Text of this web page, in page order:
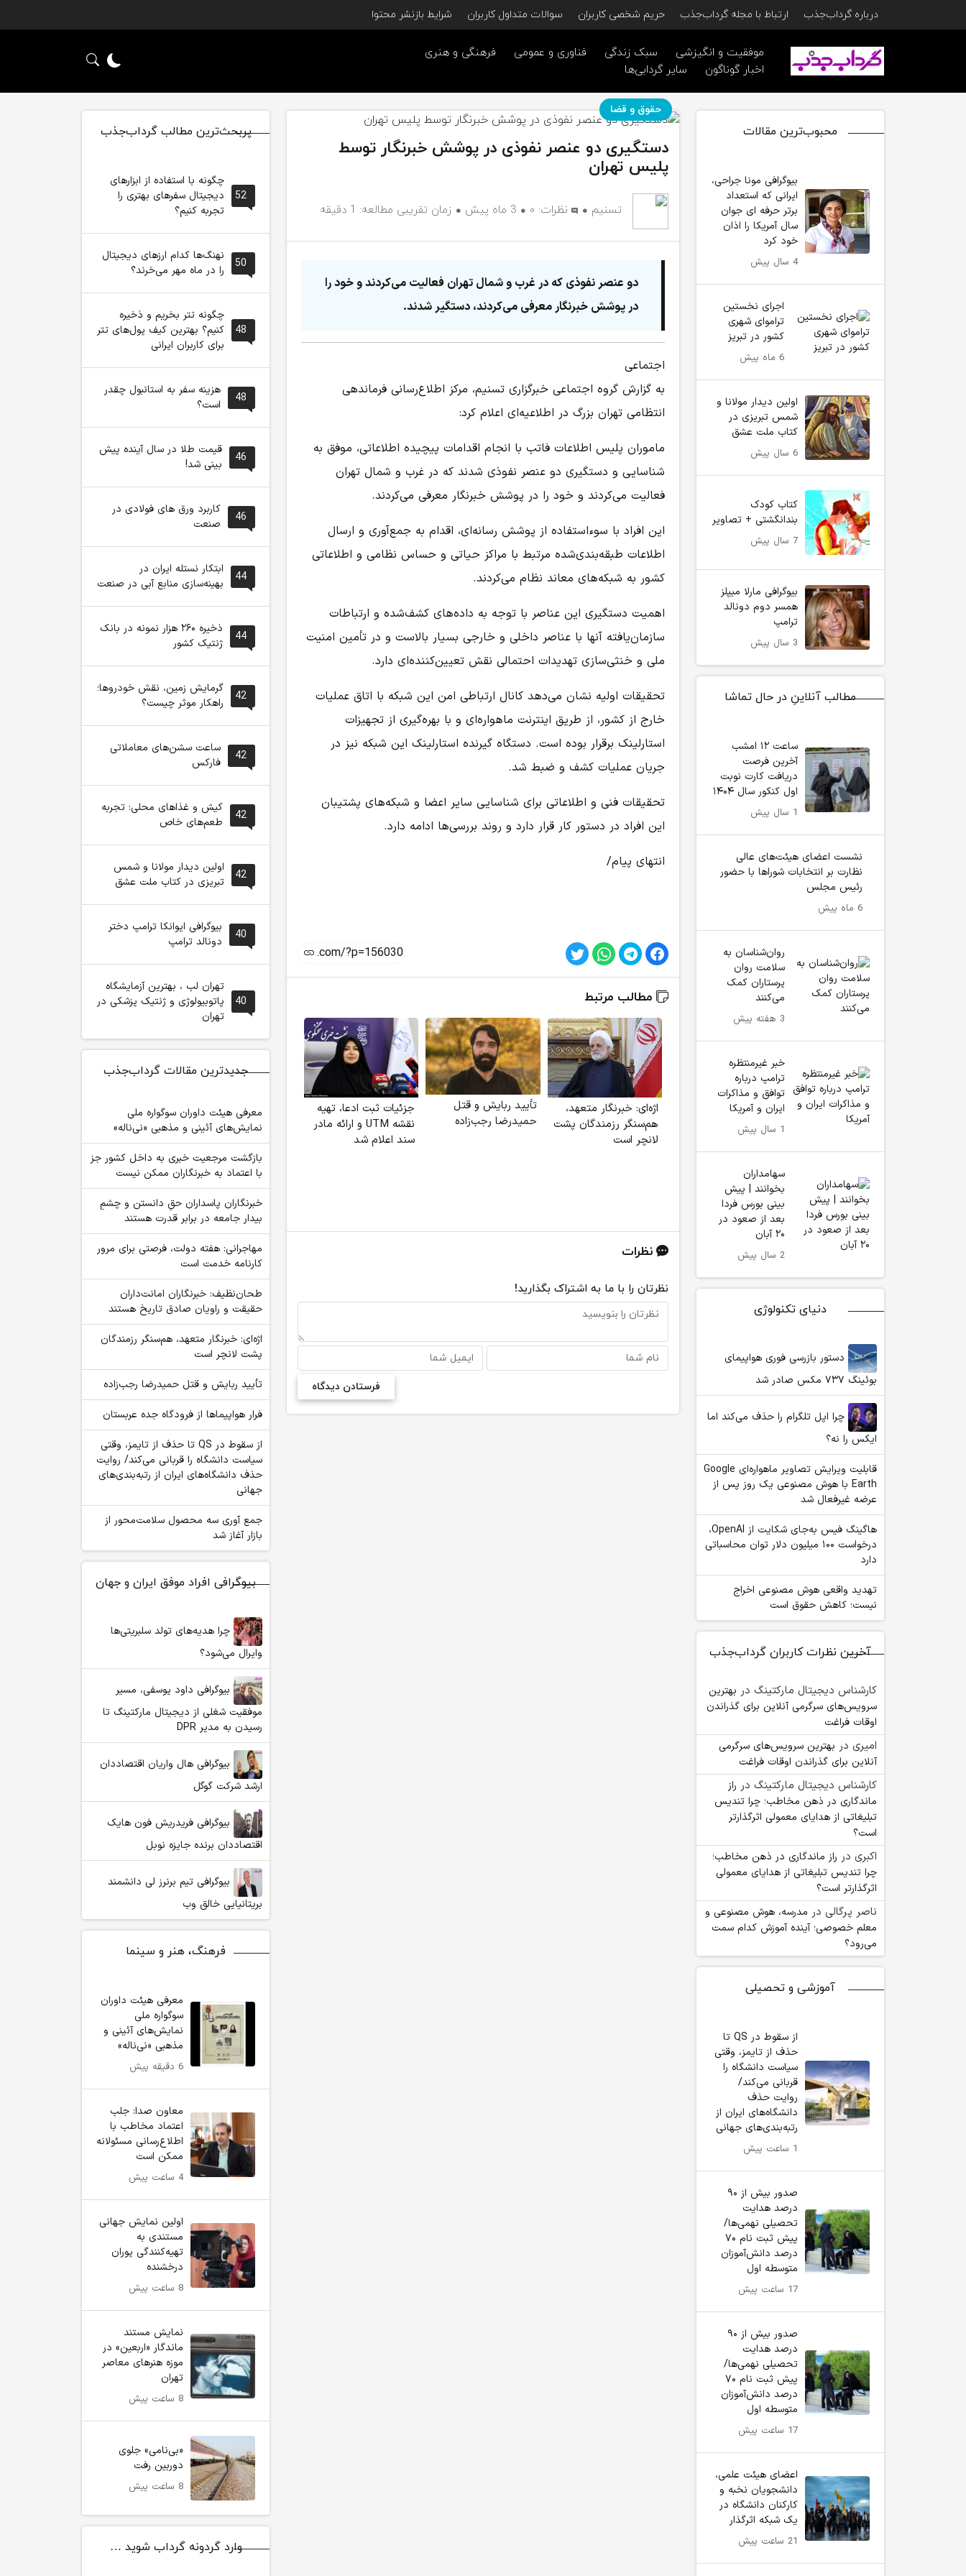
درباره گرداب‌جذب ارتباط با مجله گرداب‌جذب حریم شخصی کاربران سوالات متداول کاربران شرایط بازنشر محتوا
موفقیت و انگیزشی سبک زندگی فناوری و عمومی
فرهنگی و هنری
اخبار گوناگون
سایر گردابی‌ها
محبوب‌ترین مقالات
بیوگرافی مونا جراحی،
ایرانی که استعداد
برتر حرفه ای جوان
سال آمریکا را اذان
خود کرد
4 سال پیش
اجرای نخستین
تراموای شهری
کشور در تبریز
6 ماه پیش
اولین دیدار مولانا و
شمس تبریزی در
کتاب ملت عشق
6 سال پیش
کتاب کودک
بندانگشتی + تصاویر
7 سال پیش
بیوگرافی مارلا میپلز
همسر دوم دونالد
ترامپ
3 سال پیش
مطالب آنلاینِ در حال تماشا
ساعت ۱۲ امشب
آخرین فرصت
دریافت کارت نوبت
اول کنکور سال ۱۴۰۴
1 سال پیش
نشست اعضای هیئت‌های عالی
نظارت بر انتخابات شوراها با حضور
رئیس مجلس
6 ماه پیش
روان‌شناسان به
سلامت روان
پرستاران کمک
می‌کنند
3 هفته پیش
خبر غیرمنتظره
ترامپ درباره
توافق و مذاکرات
ایران و آمریکا
1 سال پیش
سهامداران
بخوانند | پیش
بینی بورس فردا
بعد از صعود در
۲۰ آبان
2 سال پیش
دنیای تکنولوژی
دستور بازرسی فوری هواپیمای
بوئینگ ۷۳۷ مکس صادر شد
چرا اپل تلگرام را حذف می‌کند اما
ایکس را نه؟
قابلیت ویرایش تصاویر ماهواره‌ای Google
Earth با هوش مصنوعی یک روز پس از
عرضه غیرفعال شد
هاگینگ فیس به‌جای شکایت از OpenAI،
درخواست ۱۰۰ میلیون دلار توان محاسباتی
دارد
تهدید واقعی هوش مصنوعی اخراج
نیست؛ کاهش حقوق است
آخرین نظرات کاربران گرداب‌جذب
کارشناس دیجیتال مارکتینگ در بهترین
سرویس‌های سرگرمی آنلاین برای گذراندن
اوقات فراغت
امیری در بهترین سرویس‌های سرگرمی
آنلاین برای گذراندن اوقات فراغت
کارشناس دیجیتال مارکتینگ در راز
ماندگاری در ذهن مخاطب؛ چرا تندیس
تبلیغاتی از هدایای معمولی اثرگذارتر
است؟
اکبری در راز ماندگاری در ذهن مخاطب؛
چرا تندیس تبلیغاتی از هدایای معمولی
اثرگذارتر است؟
ناصر پرگالی در مدرسه، هوش مصنوعی و
معلم خصوصی؛ آینده آموزش کدام سمت
می‌رود؟
آموزشی و تحصیلی
از سقوط در QS تا
حذف از تایمز، وقتی
سیاست دانشگاه را
قربانی می‌کند/
روایت حذف
دانشگاه‌های ایران از
رتبه‌بندی‌های جهانی
1 ساعت پیش
صدور بیش از ۹۰
درصد هدایت
تحصیلی نهمی‌ها/
پیش ثبت نام ۷۰
درصد دانش‌آموزان
متوسطه اول
17 ساعت پیش
صدور بیش از ۹۰
درصد هدایت
تحصیلی نهمی‌ها/
پیش ثبت نام ۷۰
درصد دانش‌آموزان
متوسطه اول
17 ساعت پیش
اعضای هیئت علمی،
دانشجویان نخبه و
کارکنان دانشگاه در
یک شبکه‌ اثرگذار
21 ساعت پیش
حقوق و قضا
دستگیری دو عنصر نفوذی در پوشش خبرنگار توسط
پلیس تهران
تسنیم نظرات: ۰ 3 ماه پیش زمان تقریبی مطالعه: 1 دقیقه
دو عنصر نفوذی که در غرب و شمال تهران فعالیت می‌کردند و خود را
در پوشش خبرنگار معرفی می‌کردند، دستگیر شدند.
اجتماعی
به گزارش گروه اجتماعی خبرگزاری تسنیم، مرکز اطلاع‌رسانی فرماندهی
انتظامی تهران بزرگ در اطلاعیه‌ای اعلام کرد:
ماموران پلیس اطلاعات فاتب با انجام اقدامات پیچیده اطلاعاتی، موفق به
شناسایی و دستگیری دو عنصر نفوذی شدند که در غرب و شمال تهران
فعالیت می‌کردند و خود را در پوشش خبرنگار معرفی می‌کردند.
این افراد با سوءاستفاده از پوشش رسانه‌ای، اقدام به جمع‌آوری و ارسال
اطلاعات طبقه‌بندی‌شده مرتبط با مراکز حیاتی و حساس نظامی و اطلاعاتی
کشور به شبکه‌های معاند نظام می‌کردند.
اهمیت دستگیری این عناصر با توجه به داده‌های کشف‌شده و ارتباطات
سازمان‌یافته آنها با عناصر داخلی و خارجی بسیار بالاست و در تأمین امنیت
ملی و خنثی‌سازی تهدیدات احتمالی نقش تعیین‌کننده‌ای دارد.
تحقیقات اولیه نشان می‌دهد کانال ارتباطی امن این شبکه با اتاق عملیات
خارج از کشور، از طریق اینترنت ماهواره‌ای و با بهره‌گیری از تجهیزات
استارلینک برقرار بوده است. دستگاه گیرنده استارلینک این شبکه نیز در
جریان عملیات کشف و ضبط شد.
تحقیقات فنی و اطلاعاتی برای شناسایی سایر اعضا و شبکه‌های پشتیبان
این افراد در دستور کار قرار دارد و روند بررسی‌ها ادامه دارد.
انتهای پیام/
مطالب مرتبط
اژه‌ای: خبرنگار متعهد،
هم‌سنگر رزمندگان پشت
لانچر است
تأیید ربایش و قتل
حمیدرضا رجب‌زاده
جزئیات ثبت ادعا، تهیه
نقشه UTM و ارائه مادر
سند اعلام شد
تکذیب ادعای نماینده
مجلس درباره نحوه
ردزنی محل استقرار
شهید لاریجانی
هوش مصنوعی، بستر
وقوع 55درصد جرایم
سایبری آفریقاست
نظرات
نظرتان را با ما به اشتراک بگذارید!
پربحث‌ترین مطالب گرداب‌جذب
52
چگونه با استفاده از ابزارهای
دیجیتال سفرهای بهتری را
تجربه کنیم؟
50
نهنگ‌ها کدام ارزهای دیجیتال
را در ماه مهر می‌خرند؟
48
چگونه تتر بخریم و ذخیره
کنیم؟ بهترین کیف پول‌های تتر
برای کاربران ایرانی
48
هزینه سفر به استانبول چقدر
است؟
46
قیمت طلا در سال آینده پیش
بینی شد!
46
کاربرد ورق های فولادی در
صنعت
44
ابتکار نستله ایران در
بهینه‌سازی منابع آبی در صنعت
44
ذخیره ۲۶۰ هزار نمونه در بانک
ژنتیک کشور
42
گرمایش زمین، نقش خودروها؛
راهکار موثر چیست؟
42
ساعت سشن‌های معاملاتی
فارکس
42
کیش و غذاهای محلی: تجربه
طعم‌های خاص
42
اولین دیدار مولانا و شمس
تبریزی در کتاب ملت عشق
40
بیوگرافی ایوانکا ترامپ دختر
دونالد ترامپ
40
تهران لب ، بهترین آزمایشگاه
پاتوبیولوژی و ژنتیک پزشکی در
تهران
جدیدترین مقالات گرداب‌جذب
معرفی هیئت داوران سوگواره ملی
نمایش‌های آئینی و مذهبی «نی‌ناله»
بازگشت مرجعیت خبری به داخل کشور جز
با اعتماد به خبرنگاران ممکن نیست
‏خبرنگاران پاسداران حقِ دانستن و چشمِ
بیدار جامعه در برابر قدرت هستند
مهاجرانی: هفته دولت، فرصتی برای مرور
کارنامه خدمت است
طحان‌نظیف: خبرنگاران امانت‌داران
حقیقت و راویان صادق تاریخ‌ هستند
اژه‌ای: خبرنگار متعهد، هم‌سنگر رزمندگان
پشت لانچر است
تأیید ربایش و قتل حمیدرضا رجب‌زاده
فرار هواپیماها از فرودگاه جده عربستان
از سقوط در QS تا حذف از تایمز، وقتی
سیاست دانشگاه را قربانی می‌کند/ روایت
حذف دانشگاه‌های ایران از رتبه‌بندی‌های
جهانی
جمع آوری سه محصول سلامت‌محور از
بازار آغاز شد
بیوگرافی افراد موفق ایران و جهان
چرا هدیه‌های تولد سلبریتی‌ها
وایرال می‌شود؟
بیوگرافی داود یوسفی، مسیر
موفقیت شغلی از دیجیتال مارکتینگ تا
رسیدن به مدیر DPR
بیوگرافی هال واریان اقتصاددان
ارشد شرکت گوگل
بیوگرافی فریدریش فون هایک
اقتصاددان برنده جایزه نوبل
بیوگرافی تیم برنرز لی دانشمند
بریتانیایی خالق وب
فرهنگ، هنر و سینما
معرفی هیئت داوران
سوگواره ملی
نمایش‌های آئینی و
مذهبی «نی‌ناله»
6 دقیقه پیش
معاون صدا: جلب
اعتماد مخاطب با
اطلاع‌رسانی مسئولانه
ممکن است
4 ساعت پیش
اولین نمایش جهانی
مستندی به
تهیه‌کنندگی پوران
درخشنده
8 ساعت پیش
نمایش مستند
ماندگار «اربعین» در
موزه هنرهای معاصر
تهران
8 ساعت پیش
«بی‌نامی» جلوی
دوربین رفت
8 ساعت پیش
وارد گردونه گرداب شوید …